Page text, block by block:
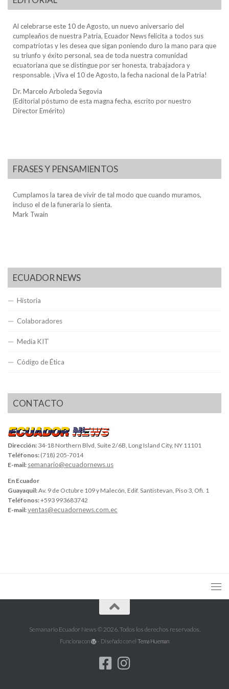
Al celebrarse este 10 de Agosto, un nuevo aniversario del
cumpleaños de nuestra Patria, Ecuador News felicita a todos sus
compatriotas y les desea que sigan poniendo duro la mano para que
su triunfo y éxito personal, sea de toda nuestra comunidad
ecuatoriana que se distingue por ser honesta, trabajadora y
responsable. ¡Viva el 10 de Agosto, la fecha nacional de la Patria!
Dr. Marcelo Arboleda Segovia
(Editorial póstumo de esta magna fecha, escrito por nuestro
Director Emérito)
FRASES Y PENSAMIENTOS
Cumplamos la tarea de vivir de tal modo que cuando muramos,
incluso el de la funeraria lo sienta.
Mark Twain
ECUADOR NEWS
Historia
Colaboradores
Media KIT
Código de Ética
CONTACTO
Dirección: 34-18 Northern Blvd, Suite 2/6B, Long Island City, NY 11101
Teléfonos: (718) 205-7014
E-mail: semanario@ecuadornews.us
En Ecuador
Guayaquil:Av. 9 de Octubre 109 y Malecón, Edif. Santistevan, Piso 3, Ofi. 1
Teléfonos:+593 993683742
E-mail:ventas@ecuadornews.com.ec
Semanario Ecuador News © 2026. Todos los derechos reservados.
Funciona con - Diseñado con el Tema Hueman